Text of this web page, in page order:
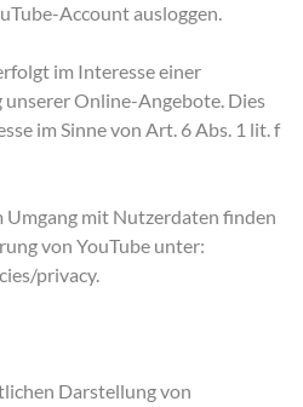
Account ausloggen.
im Interesse einer
Online-Angebote. Dies
im Sinne von Art. 6 Abs. 1 lit. f
mit Nutzerdaten finden
von YouTube unter:
privacy.
Darstellung von